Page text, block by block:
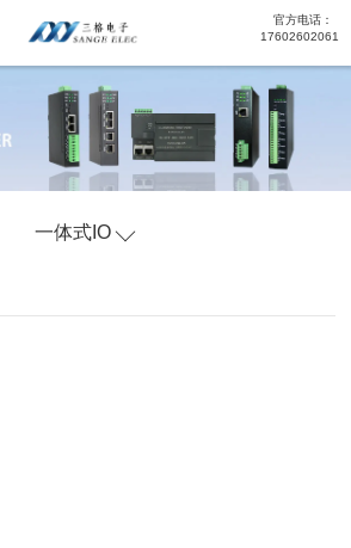
官方电话：
17602602061
一体式IO